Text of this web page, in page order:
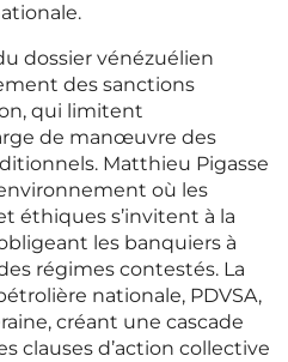
dossier vénézuélien
des sanctions
qui limitent
de manœuvre des
Matthieu Pigasse
où les
éthiques s’invitent à la
les banquiers à
régimes contestés. La
nationale, PDVSA,
créant une cascade
clauses d’action collective